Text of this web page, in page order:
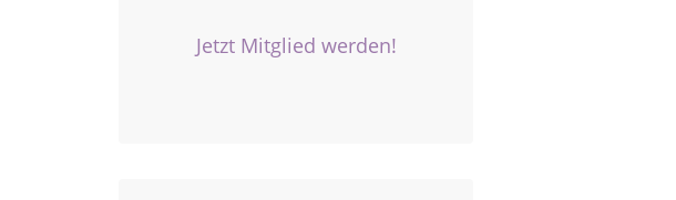
Jetzt Mitglied werden!